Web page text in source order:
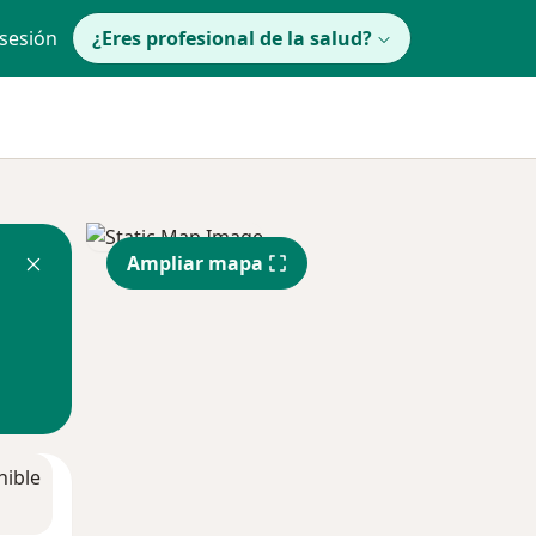
¿Eres profesional de la salud?
Ampliar mapa